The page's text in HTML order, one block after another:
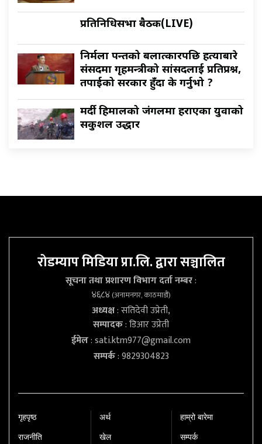
प्रतिनिधिसभा बैठक(LIVE)
निर्मला पन्तको बलात्कारपछि हत्याबारे
संसदमा गृहमन्त्रीको सांसदलाई प्रतिप्रश्न,
तपाईको सरकार हुँदा के गर्नुभो ?
मर्दी हिमालको जंगलमा हराएका युवाको
सकुशल उद्धार
रोडम्याप मिडिया प्रा.लि. द्वारा सञ्चालित
सूचना तथा प्रशारण विभाग दर्ता नम्बर:
४६८४(अनामनगर, काठमाडौं)
अध्यक्ष: सतिदेवी उप्रेती,
सम्पादक: डिआर उप्रेती
ईमेल:sati.ktm977@gmail.com
सम्पर्क: 9829304823
गृहपृष्‍ठ
राजनीति
अर्थ
खेल
हाम्रो बारेमा
सम्पर्क